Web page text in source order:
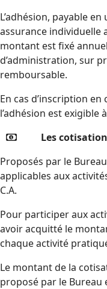
L’adhésion, payable
assurance individuelle
montant est fixé
d’administration, sur
remboursable.
En cas d’inscription
l’adhésion est exigible
Les
Proposés par le
applicables aux
C.A.
Pour participer aux
avoir acquitté le
chaque activité
Le montant de la
proposé par le Bureau